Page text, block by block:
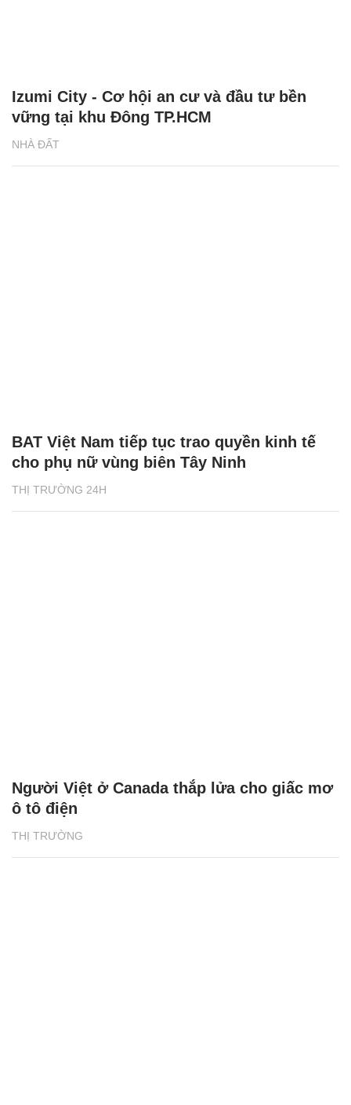
NHÀ ĐẤT
Izumi City - Cơ hội an cư và đầu tư bền
vững tại khu Đông TP.HCM
THỊ TRƯỜNG 24H
BAT Việt Nam tiếp tục trao quyền kinh tế
cho phụ nữ vùng biên Tây Ninh
THỊ TRƯỜNG
Người Việt ở Canada thắp lửa cho giấc mơ
ô tô điện